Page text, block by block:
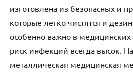
изготовлена из безопасных и
которые легко чистятся и
особенно важно в медицинских
риск инфекций всегда высок.
металлическая медицинская